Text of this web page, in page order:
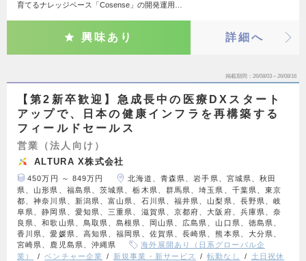
育てるナレッジベース「Cosense」の開発運用…
興味あり 詳細へ
掲載期間 26/08/03～26/08/16
【第2新卒歓迎】急成長中の医療DXスタート
アップで、日本の健康インフラを再構築する
フィールドセールス
営業（法人向け）
ALTURA X株式会社
450万円 ～ 849万円
北海道、青森県、岩手県、宮城県、秋田
県、山形県、福島県、茨城県、栃木県、群馬県、埼玉県、千葉県、東京
都、神奈川県、新潟県、富山県、石川県、福井県、山梨県、長野県、岐
阜県、静岡県、愛知県、三重県、滋賀県、京都府、大阪府、兵庫県、奈
良県、和歌山県、鳥取県、島根県、岡山県、広島県、山口県、徳島県、
香川県、愛媛県、高知県、福岡県、佐賀県、長崎県、熊本県、大分県、
宮崎県、鹿児島県、沖縄県
海外展開あり（日系グローバル企
業）
ベンチャー企業 新規事業・新サービス 転勤なし
土日祝休